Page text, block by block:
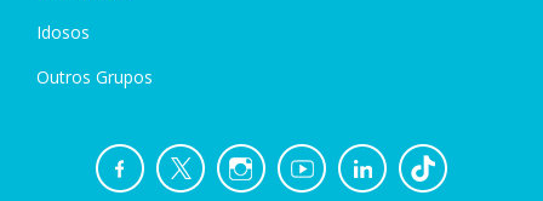
Idosos
Outros Grupos